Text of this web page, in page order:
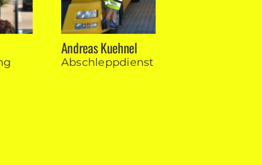
Andreas Kuehnel
Abschlepp­dienst